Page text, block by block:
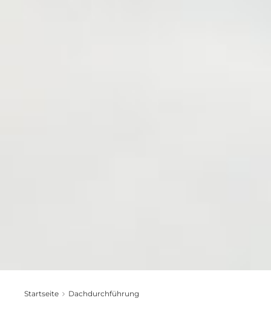
Startseite Dachdurchführung